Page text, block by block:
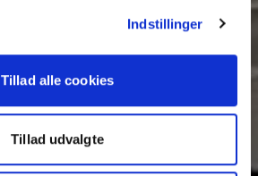
Indstillinger
Tillad alle cookies
Tillad udvalgte